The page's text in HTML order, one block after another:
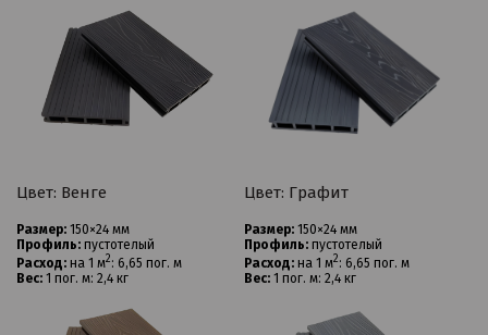
Цвет: Венге
Размер: 150×24 мм
Профиль: пустотелый
Расход: на 1 м2: 6,65 пог. м
Вес: 1 пог. м: 2,4 кг
Цвет: Графит
Размер: 150×24 мм
Профиль: пустотелый
Расход: на 1 м2: 6,65 пог. м
Вес: 1 пог. м: 2,4 кг